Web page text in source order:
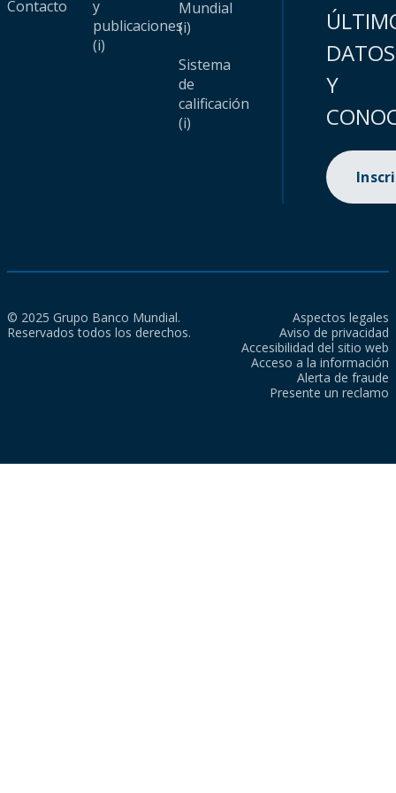
Contacto
y
publicaciones
(i)
Mundial
(i)
Sistema
de
calificación
(i)
DATOS
Y
© 2025 Grupo Banco Mundial.
Reservados todos los derechos.
Aspectos legales
Aviso de privacidad
Accesibilidad del sitio web
Acceso a la información
Alerta de fraude
Presente un reclamo